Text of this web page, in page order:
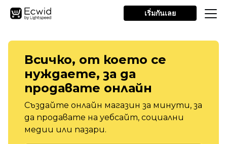
เริ่มกันเลย
Всичко, от което се
нуждаете, за да
продавате онлайн
Създайте онлайн магазин за минути, за
да продавате на уебсайт, социални
медии или пазари.